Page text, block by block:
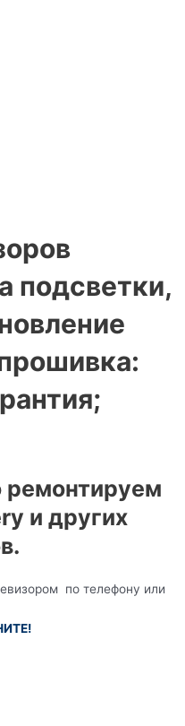
подсветки,
ремонтируем
и других
по телефону или